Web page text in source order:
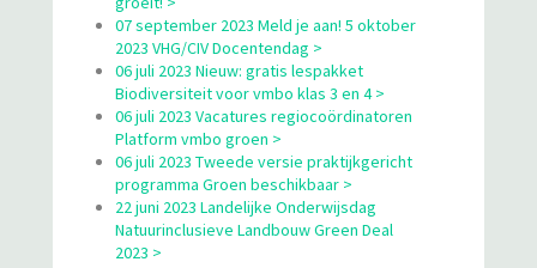
07 september 2023 Meld je aan! 5 oktober
2023 VHG/CIV Docentendag >
06 juli 2023 Nieuw: gratis lespakket
Biodiversiteit voor vmbo klas 3 en 4 >
06 juli 2023 Vacatures regiocoördinatoren
Platform vmbo groen >
06 juli 2023 Tweede versie praktijkgericht
programma Groen beschikbaar >
22 juni 2023 Landelijke Onderwijsdag
Natuurinclusieve Landbouw Green Deal
2023 >